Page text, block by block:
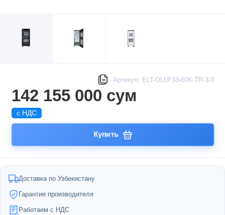
Артикул: ELT-OLLP33-60K-TR-3-3
142 155 000 сум
с НДС
Купить
Доставка по Узбекистану
Гарантия производителя
Работаем с НДС